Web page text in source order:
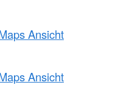
Ansicht
Ansicht